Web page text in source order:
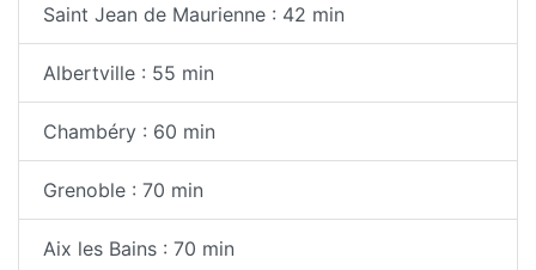
Saint Jean de Maurienne : 42 min
Albertville : 55 min
Chambéry : 60 min
Grenoble : 70 min
Aix les Bains : 70 min